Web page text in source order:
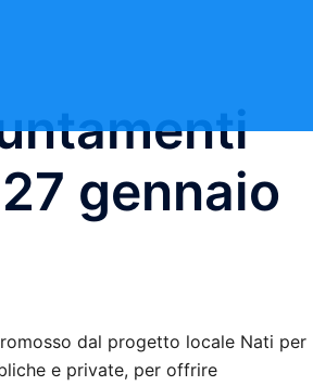
gennaio
dal progetto locale Nati per
e private, per offrire